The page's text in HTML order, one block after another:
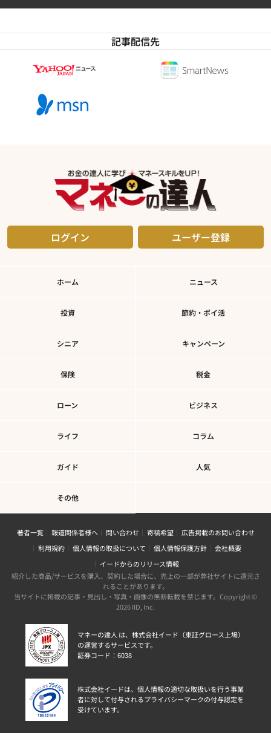
記事配信先
ログイン ユーザー登録
ホーム ニュース
投資 節約・ポイ活
シニア キャンペーン
保険 税金
ローン ビジネス
ライフ コラム
ガイド 人気
その他
著者一覧 報道関係者様へ 問い合わせ 寄稿希望
広告掲載のお問い合わせ
利用規約
個人情報の取扱について 個人情報保護方針
会社概要
イードからのリリース情報
紹介した商品/サービスを購入、契約した場合に、売上の一部が弊社サイトに還元さ
れることがあります。
当サイトに掲載の記事・見出し・写真・画像の無断転載を禁じます。Copyright ©
2026 IID, Inc.
マネーの達人 は、株式会社イード（東証グロース上場）
の運営するサービスです。
証券コード：6038
株式会社イードは、個人情報の適切な取扱いを行う事業
者に対して付与されるプライバシーマークの付与認定を
受けています。